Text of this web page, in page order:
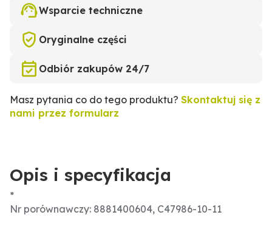
Wsparcie techniczne
Oryginalne części
Odbiór zakupów 24/7
Masz pytania co do tego produktu? Skontaktuj się z
nami przez formularz
Opis i specyfikacja
*
Nr porównawczy: 8881400604, C47986-10-11